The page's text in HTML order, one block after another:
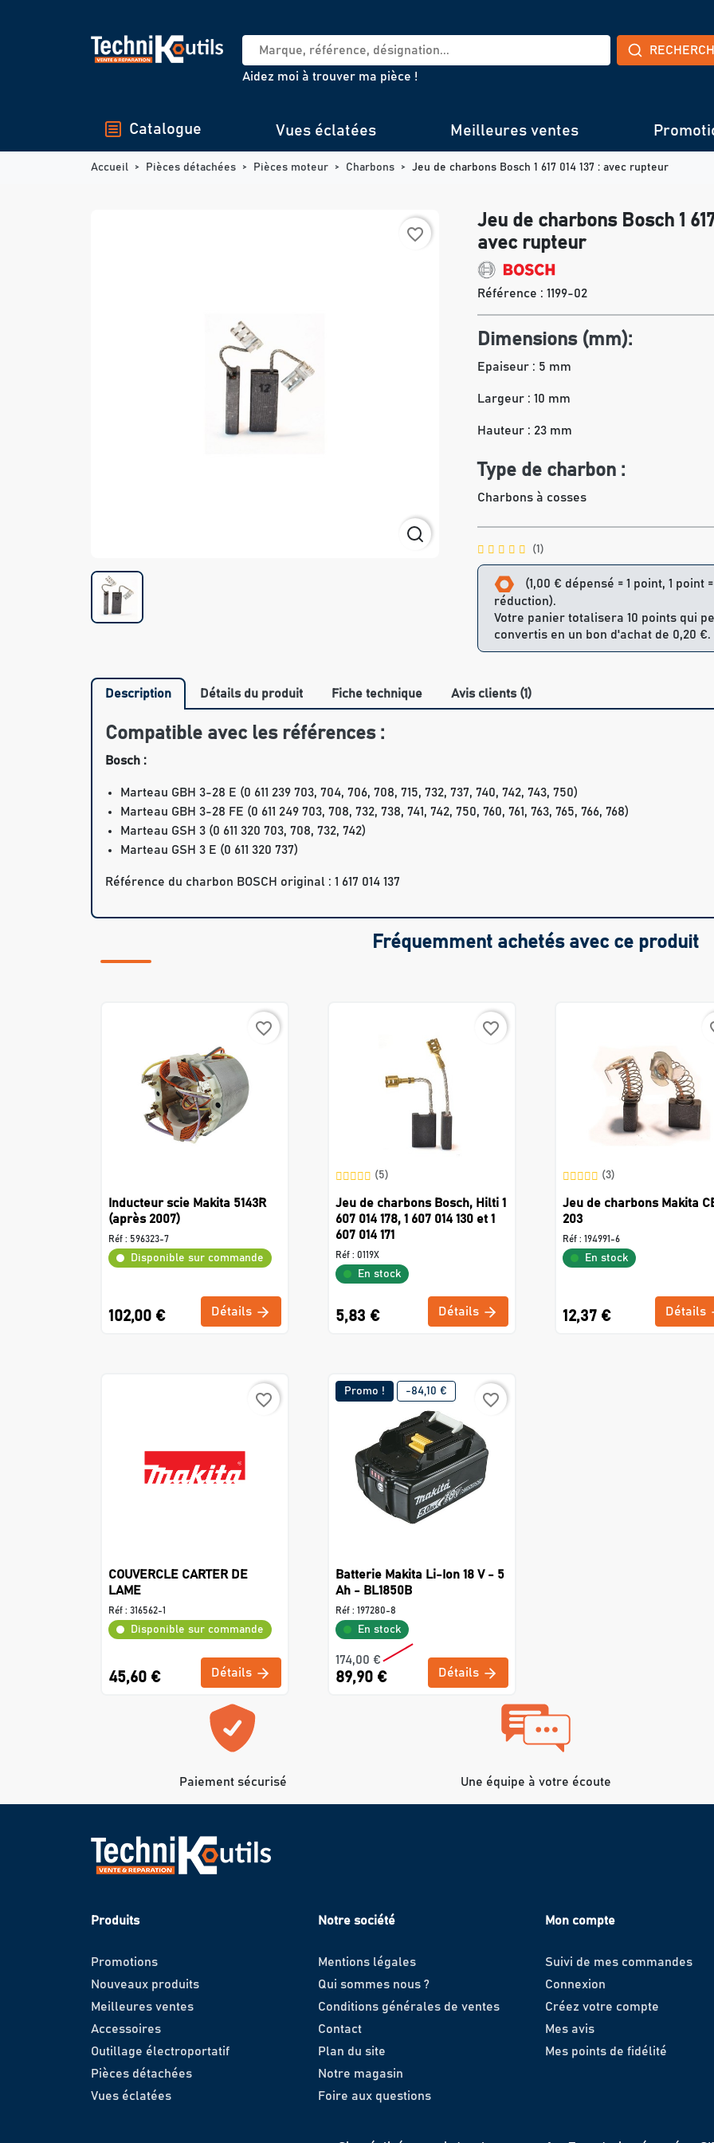
Aidez moi à trouver ma pièce !
Catalogue Vues éclatées Meilleures ventes
Accueil Pièces détachées Pièces moteur Charbons Jeu de charbons Bosch 1 617 014 137 : avec rupteur
favorite_border
Jeu de charbons Bosch 1
avec rupteur
Référence : 1199-02
Dimensions (mm):
Epaiseur : 5 mm
Largeur : 10 mm
Hauteur : 23 mm
Type de charbon :
Charbons à cosses
(1)
(1,00 € dépensé = 1 point, 1 point
réduction).
Votre panier totalisera 10 points qui
convertis en un bon d'achat de 0,20 €.
Description Détails du produit Fiche technique Avis clients (1)
Compatible avec les références :
Bosch :
Marteau GBH 3-28 E (0 611 239 703, 704, 706, 708, 715, 732, 737, 740, 742, 743, 750)
Marteau GBH 3-28 FE (0 611 249 703, 708, 732, 738, 741, 742, 750, 760, 761, 763, 765, 766, 768)
Marteau GSH 3 (0 611 320 703, 708, 732, 742)
Marteau GSH 3 E (0 611 320 737)
Référence du charbon BOSCH original : 1 617 014 137
Fréquemment achetés avec ce produit
favorite_border
Inducteur scie Makita 5143R
(après 2007)
Réf : 596323-7
Disponible sur commande
102,00 € Détails
favorite_border
(5)
Jeu de charbons Bosch, Hilti 1
607 014 178, 1 607 014 130 et 1
607 014 171
Réf : 0119X
En stock
5,83 € Détails
(3)
Jeu de charbons Makita
203
Réf : 194991-6
En stock
12,37 € Détails
favorite_border
COUVERCLE CARTER DE
LAME
Réf : 316562-1
Disponible sur commande
45,60 € Détails
Promo ! -84,10 € favorite_border
Batterie Makita Li-Ion 18 V - 5
Ah - BL1850B
Réf : 197280-8
En stock
174,00 €
89,90 € Détails
Paiement sécurisé Une équipe à votre écoute
Produits
Promotions
Nouveaux produits
Meilleures ventes
Accessoires
Outillage électroportatif
Pièces détachées
Vues éclatées
Notre société
Mentions légales
Qui sommes nous ?
Conditions générales de ventes
Contact
Plan du site
Notre magasin
Foire aux questions
Mon compte
Suivi de mes commandes
Connexion
Créez votre compte
Mes avis
Mes points de fidélité